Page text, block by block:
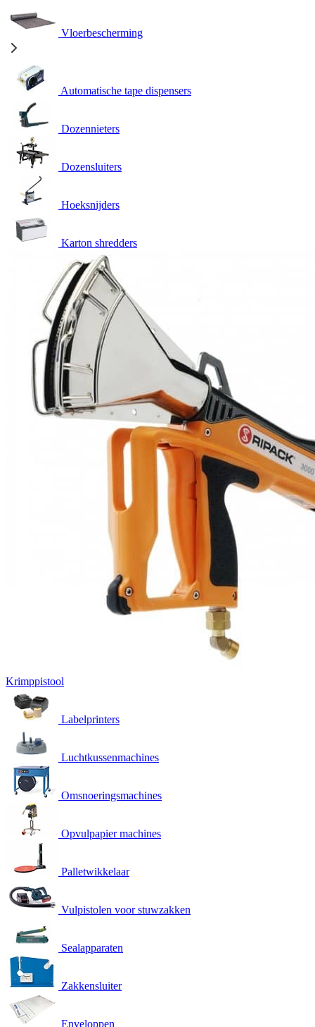
Vloerbescherming
Automatische tape dispensers
Dozennieters
Dozensluiters
Hoeksnijders
Karton shredders
Krimppistool
Labelprinters
Luchtkussenmachines
Omsnoeringsmachines
Opvulpapier machines
Palletwikkelaar
Vulpistolen voor stuwzakken
Sealapparaten
Zakkensluiter
Enveloppen